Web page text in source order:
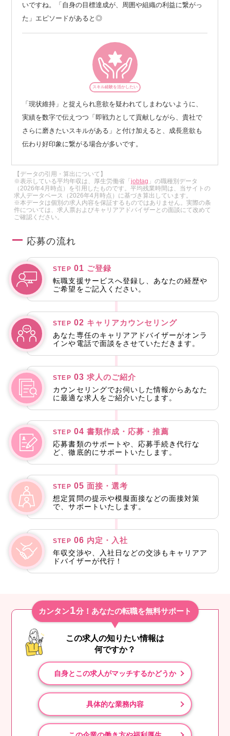
いですね。「自身の目標達成が、周囲や組織の利益に繋がっ
た」エピソードがあると◎
スキル経験を活かしたい
「現状維持」と捉えられ意欲を疑われてしまわないように、
実績を数字で伝えつつ「即戦力として貢献しながら、貴社で
さらに磨きたいスキルがある」と付け加えると、成長意欲も
伝わり好印象に繋がる場合が多いです。
【データの引用・算出について】
※表示している平均年収は、厚生労働省「jobtag 」の職種別データ
（2026年4月時点）を引用したものです。平均残業時間は、当サイトの
求人データベース（2026年4月時点）に基づき算出しています。
※本データは個別の求人内容を保証するものではありません。実際の条
件については、求人票およびキャリアアドバイザーとの面談にて改めて
ご確認ください。
応募の流れ
STEP 01 ご登録
転職支援サービスへ登録し、あなたの経歴や
ご希望をご記入ください。
STEP 02 キャリアカウンセリング
あなた専任のキャリアアドバイザーがオンラ
インや電話で面談をさせていただきます。
STEP 03 求人のご紹介
カウンセリングでお伺いした情報からあなた
に最適な求人をご紹介いたします。
STEP 04 書類作成・応募・推薦
応募書類のサポートや、応募手続き代行な
ど、徹底的にサポートいたします。
STEP 05 面接・選考
想定質問の提示や模擬面接などの面接対策
で、サポートいたします。
STEP 06 内定・入社
年収交渉や、入社日などの交渉もキャリアア
ドバイザーが代行！
カンタン1分！あなたの転職を無料サポート
この求人の知りたい情報は
何ですか？
自身とこの求人がマッチするかどうか
具体的な業務内容